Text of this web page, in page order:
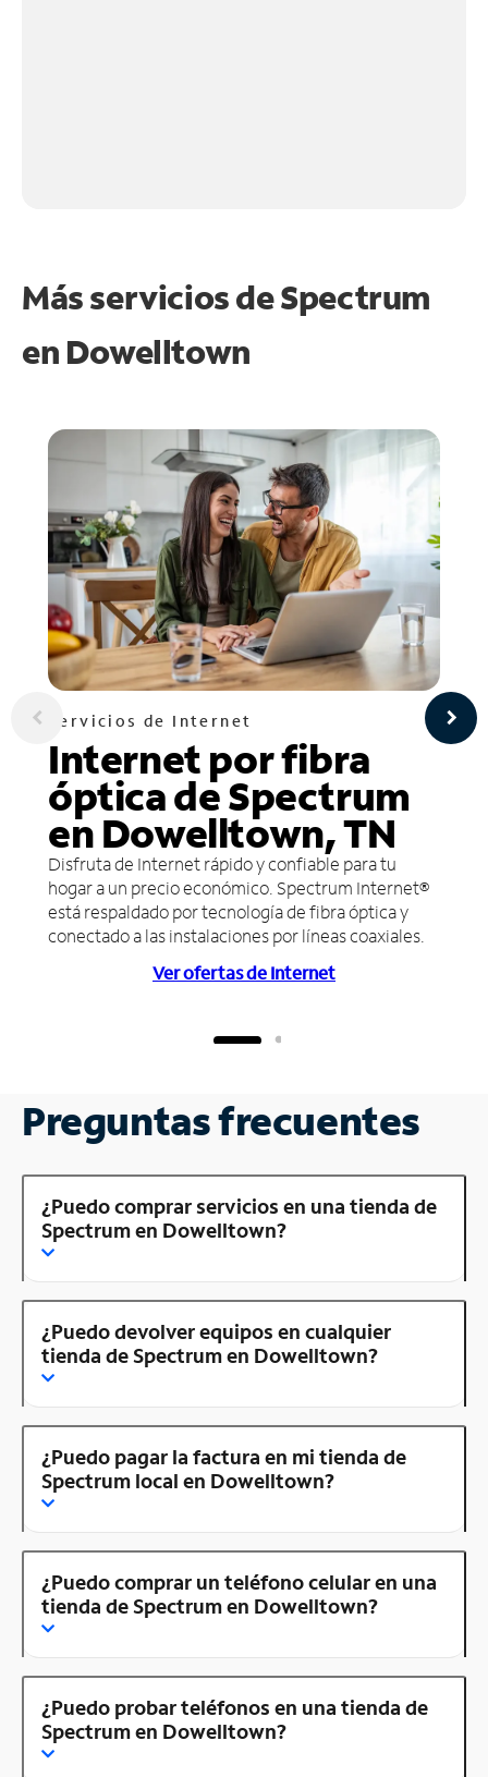
Más servicios de Spectrum
en Dowelltown
Servicios de Internet
Internet por fibra
óptica de Spectrum
en Dowelltown, TN
Disfruta de Internet rápido y confiable para tu
hogar a un precio económico. Spectrum Internet®
está respaldado por tecnología de fibra óptica y
conectado a las instalaciones por líneas coaxiales.
Ver ofertas de Internet
Preguntas frecuentes
¿Puedo comprar servicios en una tienda de
Spectrum en Dowelltown?
¿Puedo devolver equipos en cualquier
tienda de Spectrum en Dowelltown?
¿Puedo pagar la factura en mi tienda de
Spectrum local en Dowelltown?
¿Puedo comprar un teléfono celular en una
tienda de Spectrum en Dowelltown?
¿Puedo probar teléfonos en una tienda de
Spectrum en Dowelltown?